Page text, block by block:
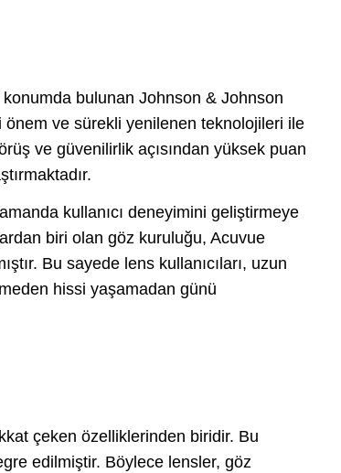
bulunan Johnson & Johnson
önem ve sürekli yenilenen teknolojileri ile
ve güvenilirlik açısından yüksek puan
kullanıcı deneyimini geliştirmeye
biri olan göz kuruluğu, Acuvue
Bu sayede lens kullanıcıları, uzun
hissi yaşamadan günü
çeken özelliklerinden biridir. Bu
edilmiştir. Böylece lensler, göz